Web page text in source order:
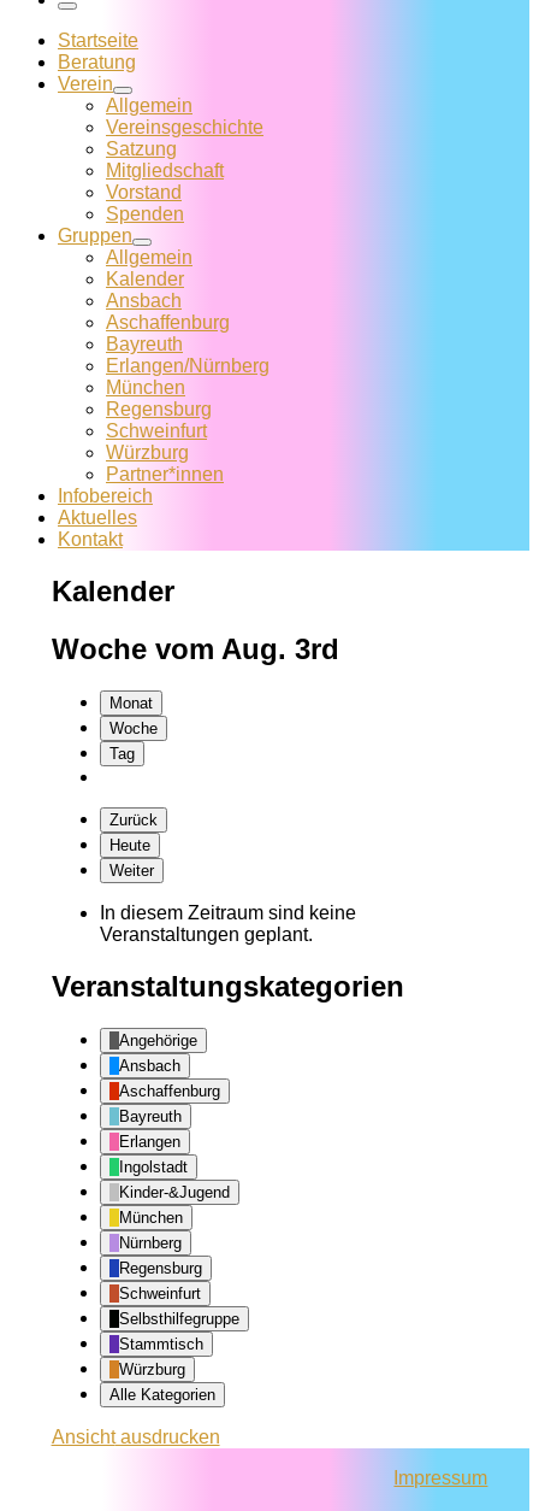
Menü
Startseite
Beratung
Verein
Allgemein
Vereins­geschichte
Satzung
Mitglied­schaft
Vorstand
Spenden
Gruppen
Allgemein
Kalender
Ansbach
Aschaffenburg
Bayreuth
Erlangen/Nürnberg
München
Regensburg
Schweinfurt
Würzburg
Partner*innen
Infobereich
Aktuelles
Kontakt
Kalender
Woche vom Aug. 3rd
Monat
Woche
Tag
Zurück
Heute
Weiter
In diesem Zeitraum sind keine
Veranstaltungen geplant.
Veranstaltungskategorien
Angehörige
Ansbach
Aschaffenburg
Bayreuth
Erlangen
Ingolstadt
Kinder-&Jugend
München
Nürnberg
Regensburg
Schweinfurt
Selbsthilfegruppe
Stammtisch
Würzburg
Alle Kategorien
Ansichtausdrucken
Impressum